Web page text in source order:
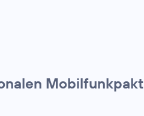
Mobilfunkpakt